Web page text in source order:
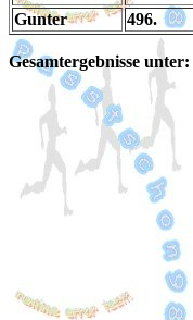
Gunter
496.
Gesamtergebnisse unter: